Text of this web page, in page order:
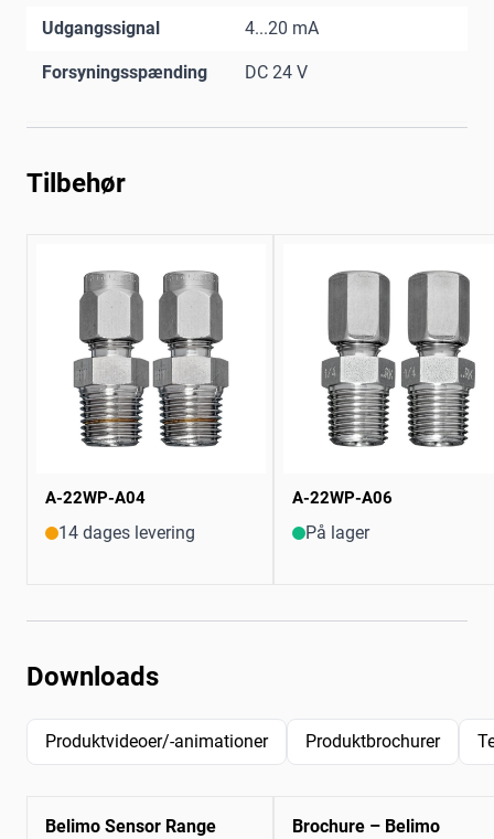
Udgangssignal 4...20 mA
Forsyningsspænding DC 24 V
Tilbehør
A-22WP-A04
14 dages levering
A-22WP-A06
På lager
Downloads
Produktvideoer/-animationer Produktbrochurer
Belimo Sensor Range
Brochure – Belimo